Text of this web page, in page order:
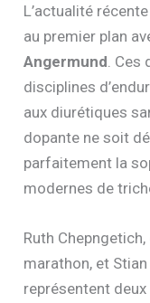
L’actualité
au premier plan
Angermund .
disciplines
aux diurétiques
dopante ne soit
parfaitement la
modernes de
Ruth
marathon, et
représentent